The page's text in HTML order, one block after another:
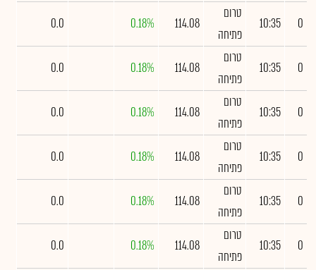
0
10:35
טרום
פתיחה
114.08
0.18%
0.0
0
10:35
טרום
פתיחה
114.08
0.18%
0.0
0
10:35
טרום
פתיחה
114.08
0.18%
0.0
0
10:35
טרום
פתיחה
114.08
0.18%
0.0
0
10:35
טרום
פתיחה
114.08
0.18%
0.0
0
10:35
טרום
פתיחה
114.08
0.18%
0.0